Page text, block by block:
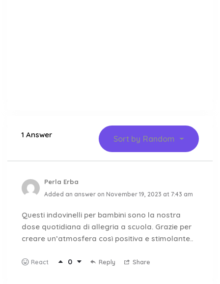
1 Answer Sort by Random
Perla Erba
Added an answer on November 19, 2023 at 7:43 am
Questi indovinelli per bambini sono la nostra
dose quotidiana di allegria a scuola. Grazie per
creare un’atmosfera così positiva e stimolante..
React 0 Reply Share